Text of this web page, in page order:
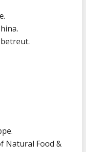
Natural Food &